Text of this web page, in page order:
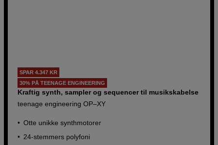
SPAR 957 KR
30% PÅ TEENAGE ENGINEERING
To sidekick-enheder med batterier,
kabler og tilbehør
sidekick double pack
SPAR 4.347 KR
30% PÅ TEENAGE ENGINEERING
Kraftig synth, sampler og sequencer til musikskabelse
teenage engineering OP–XY
Otte unikke synthmotorer
24-stemmers polyfoni